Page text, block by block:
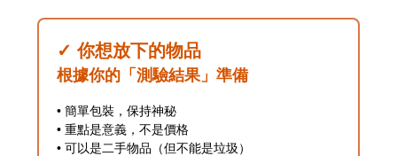
✓ 你想放下的物品
根據你的「測驗結果 」準備
• 簡單包裝，保持神秘
• 重點是意義，不是價格
• 可以是二手物品（但不能是垃圾）